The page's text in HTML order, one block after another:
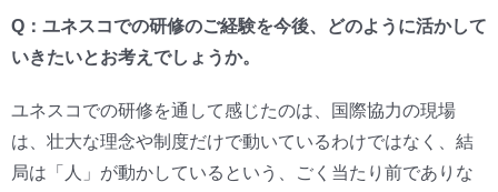
Q：ユネスコでの研修のご経験を今後、どのように活かして
いきたいとお考えでしょうか。
ユネスコでの研修を通して感じたのは、国際協力の現場
は、壮大な理念や制度だけで動いているわけではなく、結
局は「人」が動かしているという、ごく当たり前でありな